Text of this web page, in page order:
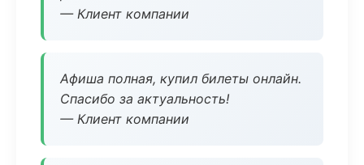
— Клиент компании
Афиша полная, купил билеты онлайн.
Спасибо за актуальность!
— Клиент компании